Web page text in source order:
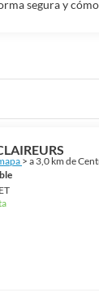
segura y
> a 3,0 km de